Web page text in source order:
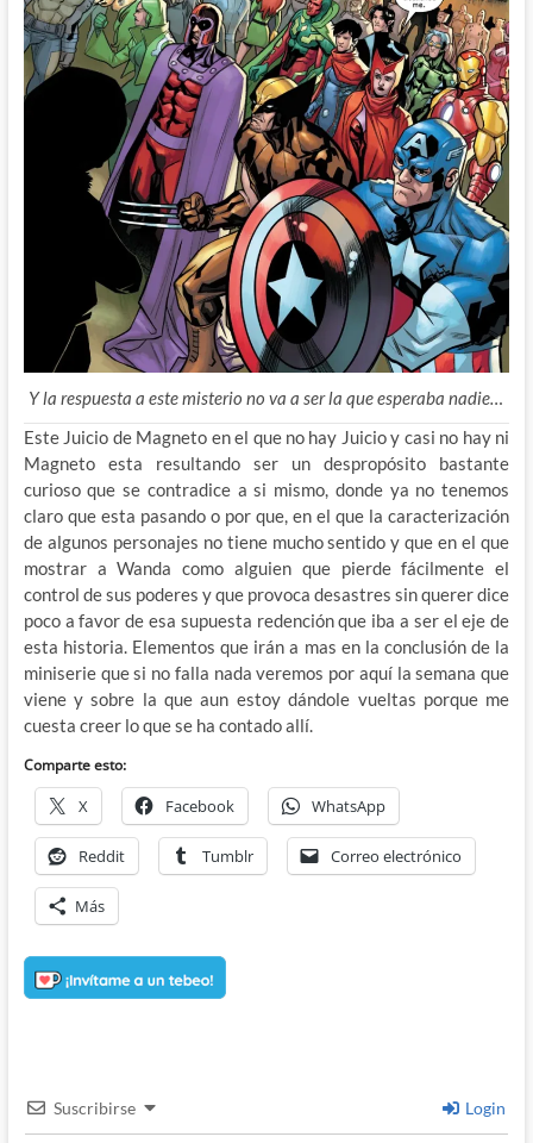
Y la respuesta a este misterio no va a ser la que esperaba nadie…
Este Juicio de Magneto en el que no hay Juicio y casi no hay ni
Magneto esta resultando ser un despropósito bastante
curioso que se contradice a si mismo, donde ya no tenemos
claro que esta pasando o por que, en el que la caracterización
de algunos personajes no tiene mucho sentido y que en el que
mostrar a Wanda como alguien que pierde fácilmente el
control de sus poderes y que provoca desastres sin querer dice
poco a favor de esa supuesta redención que iba a ser el eje de
esta historia. Elementos que irán a mas en la conclusión de la
miniserie que si no falla nada veremos por aquí la semana que
viene y sobre la que aun estoy dándole vueltas porque me
cuesta creer lo que se ha contado allí.
Comparte esto:
X Facebook WhatsApp
Reddit Tumblr Correo electrónico
Más
Suscribirse Login